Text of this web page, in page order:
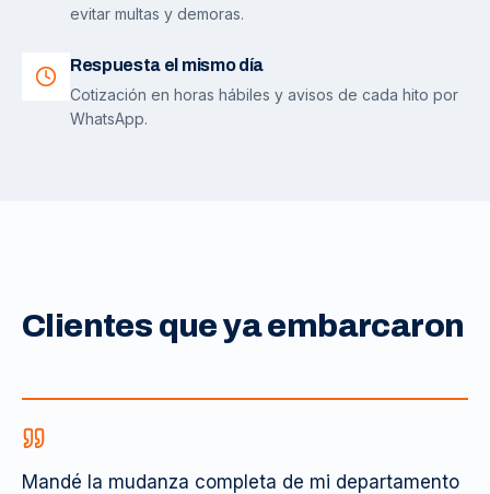
evitar multas y demoras.
Respuesta el mismo día
Cotización en horas hábiles y avisos de cada hito por
WhatsApp.
Clientes que ya embarcaron
Mandé la mudanza completa de mi departamento